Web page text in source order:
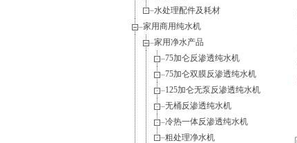
水处理配件及耗材
家用商用纯水机
家用净水产品
75加仑反渗透纯水机
75加仑双膜反渗透纯水机
125加仑无泵反渗透纯水机
无桶反渗透纯水机
冷热一体反渗透纯水机
粗处理净水机